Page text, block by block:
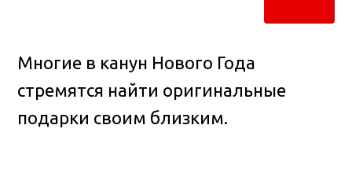
Многие в канун Нового Года
стремятся найти оригинальные
подарки своим близким.